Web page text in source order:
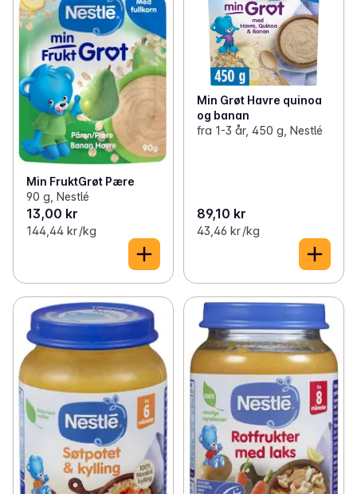
Min FruktGrøt Pære
90 g, Nestlé
13,00 kr
144,44 kr /kg
Min Grøt Havre quinoa
og banan
fra 1-3 år, 450 g, Nestlé
89,10 kr
43,46 kr /kg